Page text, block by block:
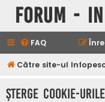
Forum -
FAQ
Către site-ul
Şterge cookie-urile